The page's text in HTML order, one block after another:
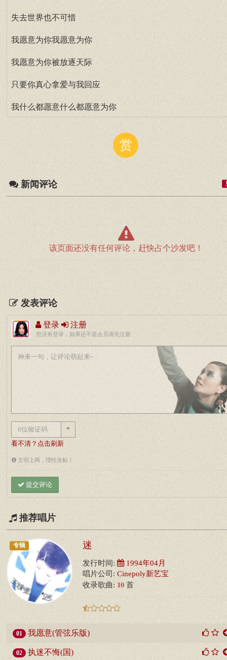
失去世界也不可惜
我愿意为你我愿意为你
我愿意为你被放逐天际
只要你真心拿爱与我回应
我什么都愿意什么都愿意为你
赏
新闻评论
该页面还没有任何评论，赶快占个沙发吧！
发表评论
登录 注册
您没有登录，如果还不是会员请先注册
*
看不清？点击刷新
文明上网，理性发帖！
提交评论
推荐唱片
专辑 迷
发行时间: 1994年04月
唱片公司: Cinepoly新艺宝
收录歌曲: 10 首
01 我愿意(管弦乐版)
02 执迷不悔(国)